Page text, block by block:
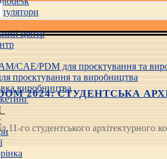
центр
CAE/PDM для проєктування та
проєктування та виробництва
виробництва
2024: СТУДЕНТСЬКА
11-го студентського